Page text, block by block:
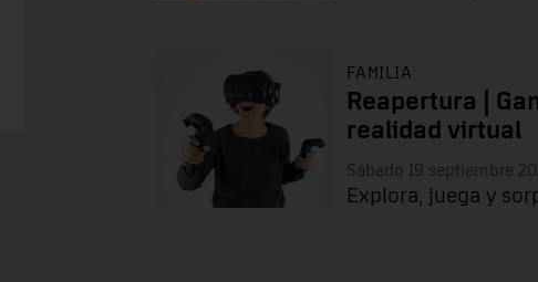
FAMILIA
Reapertura |
realidad virtual
Sábado 19 septiembre
Explora, juega y